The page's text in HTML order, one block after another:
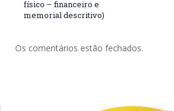
físico – financeiro e
memorial descritivo)
Os comentários estão fechados.